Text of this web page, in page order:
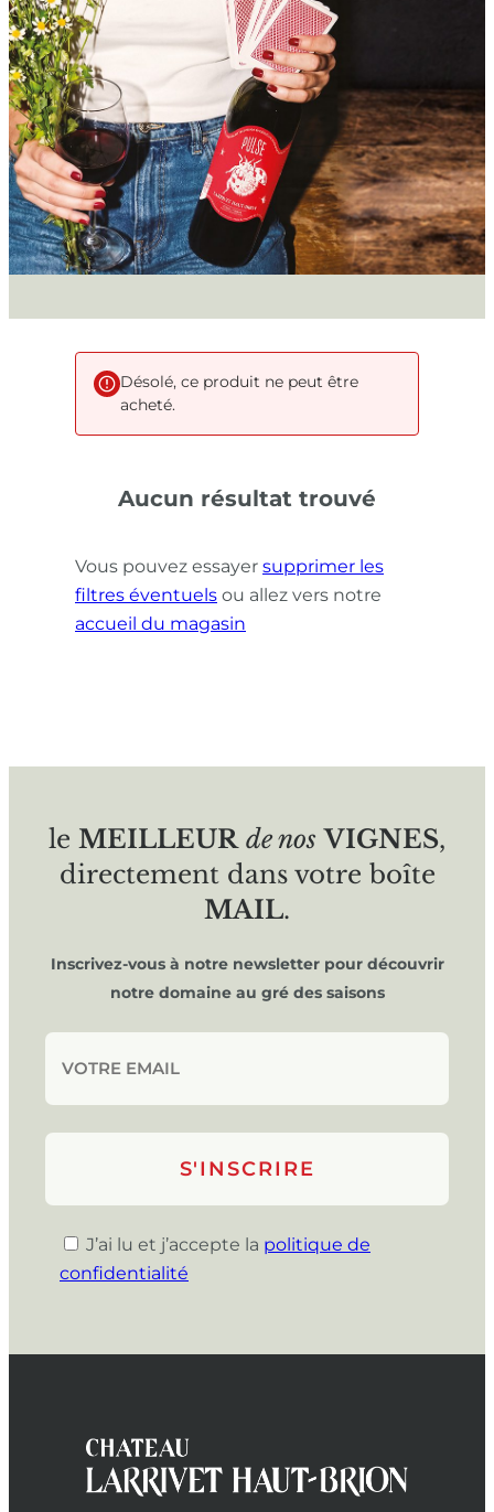
Désolé, ce produit ne peut être
acheté.
Aucun résultat trouvé
Vous pouvez essayer supprimer les
filtres éventuels ou allez vers notre
accueil du magasin
le MEILLEUR de nos VIGNES,
directement dans votre boîte
MAIL.
Inscrivez-vous à notre newsletter pour découvrir
notre domaine au gré des saisons
J’ai lu et j’accepte la politique de
confidentialité